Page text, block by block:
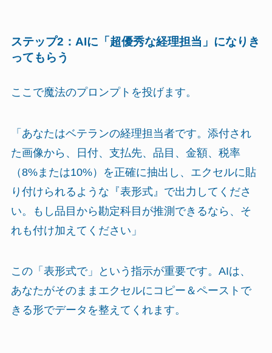
ステップ2：AIに「超優秀な経理担当」になりき
ってもらう
ここで魔法のプロンプトを投げます。
「あなたはベテランの経理担当者です。添付され
た画像から、日付、支払先、品目、金額、税率
（8%または10%）を正確に抽出し、エクセルに貼
り付けられるような『表形式』で出力してくださ
い。もし品目から勘定科目が推測できるなら、そ
れも付け加えてください」
この「表形式で」という指示が重要です。AIは、
あなたがそのままエクセルにコピー＆ペーストで
きる形でデータを整えてくれます。